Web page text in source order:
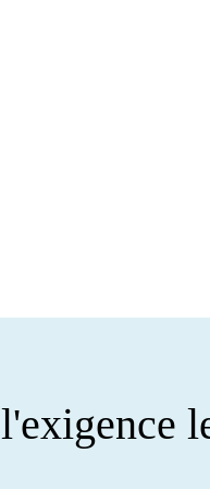
l'exigence